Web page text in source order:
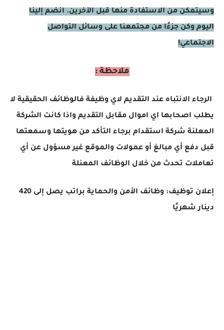
وسيتمكن من الاستفادة منها قبل الآخرين. انضم إلينا
اليوم وكن جزءًا من مجتمعنا على وسائل التواصل
الاجتماعي!
ملاحظة :
الرجاء الانتباه عند التقديم لاي وظيفة فالوظائف الحقيقية لا
يطلب اصحابها اي اموال مقابل التقديم واذا كانت الشركة
المعلنة شركة استقدام برجاء التأكد من هويتها وسمعتها
قبل دفع أي مبالغ أو عمولات والموقع غير مسؤول عن أي
تعاملات تحدث من خلال الوظائف المعنلة
إعلان توظيف: وظائف الأمن والحماية براتب يصل إلى 420
دينار شهريًا